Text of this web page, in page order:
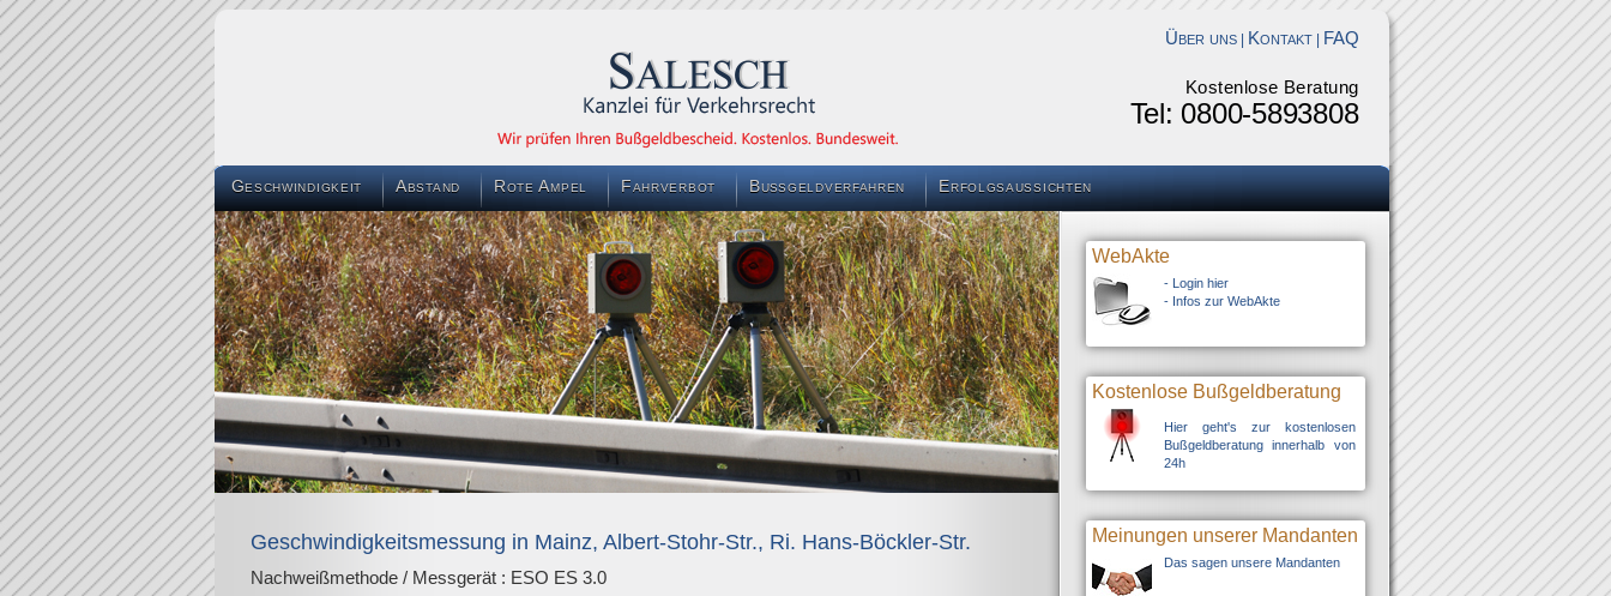
Über uns Kontakt FAQ
Kostenlose Beratung
Tel: 0800-5893808
Geschwindigkeit Abstand Rote Ampel Fahrverbot Bußgeldverfahren Erfolgsaussichten
WebAkte
- Login hier
- Infos zur WebAkte
Kostenlose Bußgeldberatung
Hier geht's zur kostenlosen
Bußgeldberatung innerhalb von
24h
Meinungen unserer Mandanten
Das sagen unsere Mandanten
Geschwindigkeitsmessung in Mainz, Albert-Stohr-Str., Ri. Hans-Böckler-Str.
Nachweißmethode / Messgerät : ESO ES 3.0